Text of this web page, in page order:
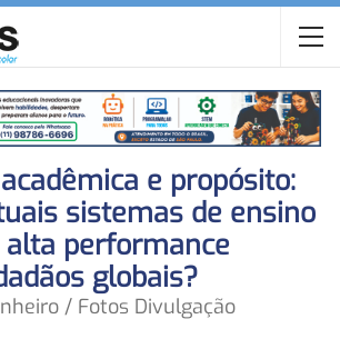
e propósito:
sistemas de ensino
performance
globais?
/ Fotos Divulgação